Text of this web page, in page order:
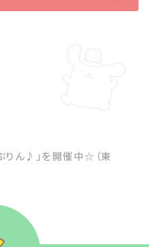
りん♪」を開催中☆（東